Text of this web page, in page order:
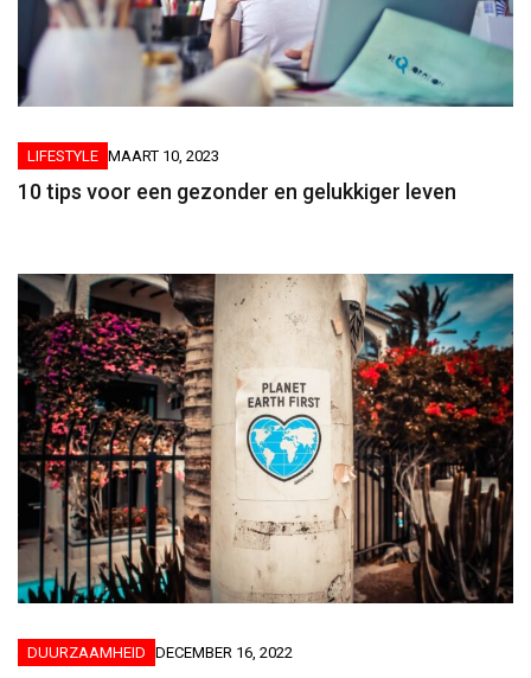
LIFESTYLE MAART 10, 2023
10 tips voor een gezonder en gelukkiger leven
DUURZAAMHEID DECEMBER 16, 2022